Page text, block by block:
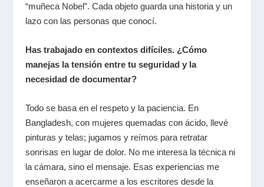
“muñeca Nobel”. Cada objeto guarda una historia y un
lazo con las personas que conocí.
Has trabajado en contextos difíciles. ¿Cómo
manejas la tensión entre tu seguridad y la
necesidad de documentar?
Todo se basa en el respeto y la paciencia. En
Bangladesh, con mujeres quemadas con ácido, llevé
pinturas y telas; jugamos y reímos para retratar
sonrisas en lugar de dolor. No me interesa la técnica ni
la cámara, sino el mensaje. Esas experiencias me
enseñaron a acercarme a los escritores desde la